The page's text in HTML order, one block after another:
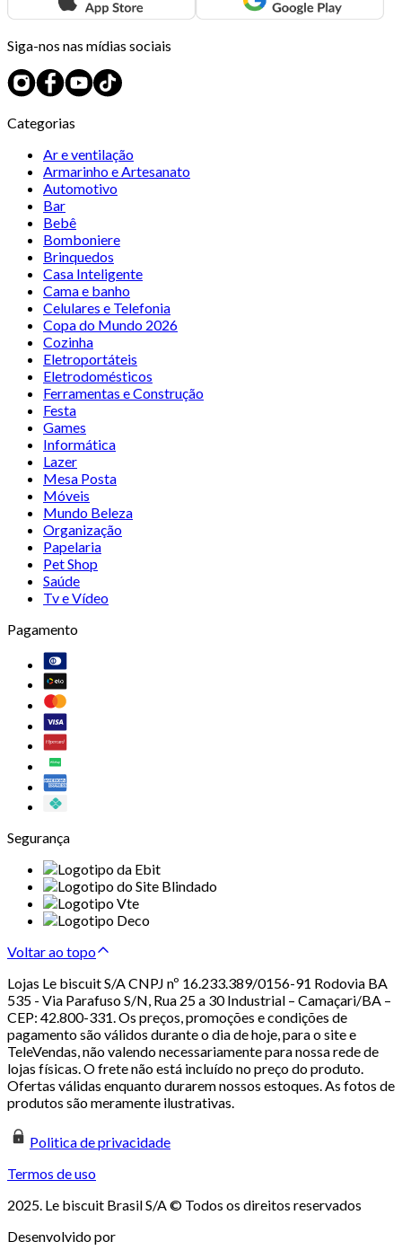
Siga-nos nas mídias sociais
Categorias
Ar e ventilação
Armarinho e Artesanato
Automotivo
Bar
Bebê
Bomboniere
Brinquedos
Casa Inteligente
Cama e banho
Celulares e Telefonia
Copa do Mundo 2026
Cozinha
Eletroportáteis
Eletrodomésticos
Ferramentas e Construção
Festa
Games
Informática
Lazer
Mesa Posta
Móveis
Mundo Beleza
Organização
Papelaria
Pet Shop
Saúde
Tv e Vídeo
Pagamento
Segurança
Voltar ao topo
Lojas Le biscuit S/A CNPJ nº 16.233.389/0156-91 Rodovia BA
535 - Via Parafuso S/N, Rua 25 a 30 Industrial – Camaçari/BA –
CEP: 42.800-331. Os preços, promoções e condições de
pagamento são válidos durante o dia de hoje, para o site e
TeleVendas, não valendo necessariamente para nossa rede de
lojas físicas. O frete não está incluído no preço do produto.
Ofertas válidas enquanto durarem nossos estoques. As fotos de
produtos são meramente ilustrativas.
Politica de privacidade
Termos de uso
2025. Le biscuit Brasil S/A © Todos os direitos reservados
Desenvolvido por